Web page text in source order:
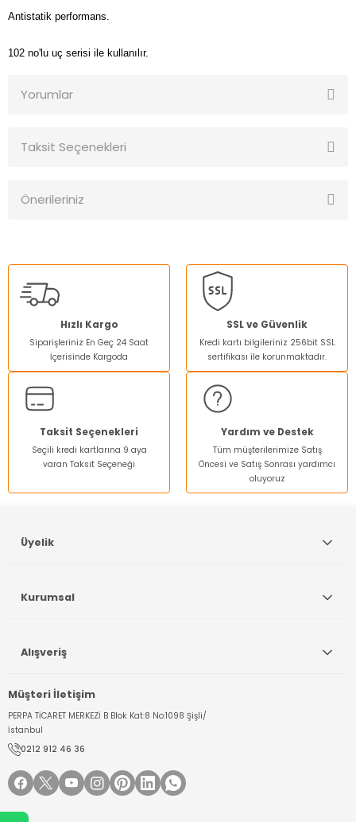
Antistatik performans.
102 no'lu uç serisi ile kullanılır.
Yorumlar
Taksit Seçenekleri
Önerileriniz
kullanarak tarafımıza iletebilirsiniz.
Görüş ve önerileriniz için teşekkür ederiz.
Ürün resmi kalitesiz, bozuk veya görüntülenemiyor.
Ürün açıklamasında eksik bilgiler bulunuyor.
Ürün bilgilerinde hatalar bulunuyor.
Ürün fiyatı diğer sitelerden daha pahalı.
Bu ürüne benzer farklı alternatifler olmalı.
Hızlı Kargo
Siparişleriniz En Geç 24 Saat
İçerisinde Kargoda
SSL ve Güvenlik
Kredi kartı bilgileriniz 256bit SSL
sertifikası ile korunmaktadır.
Taksit Seçenekleri
Seçili kredi kartlarına 9 aya
varan Taksit Seçeneği
Yardım ve Destek
Tüm müşterilerimize Satış
Öncesi ve Satış Sonrası yardımcı
oluyoruz
Müşteri İletişim
PERPA TİCARET MERKEZİ B Blok Kat:8 No:1098 Şişli/
İstanbul
0212 912 46 36
Üyelik
Kurumsal
Alışveriş